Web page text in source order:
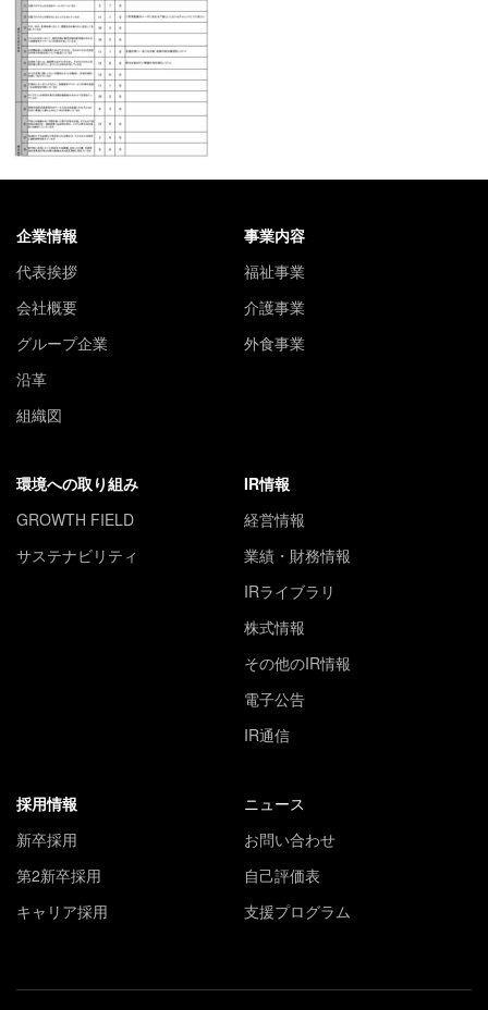
企業情報
代表挨拶
会社概要
グループ企業
沿革
組織図
事業内容
福祉事業
介護事業
外食事業
環境への取り組み
GROWTH FIELD
サステナビリティ
IR情報
経営情報
業績・財務情報
IRライブラリ
株式情報
その他のIR情報
電子公告
IR通信
採用情報
新卒採用
第2新卒採用
キャリア採用
ニュース
お問い合わせ
自己評価表
支援プログラム